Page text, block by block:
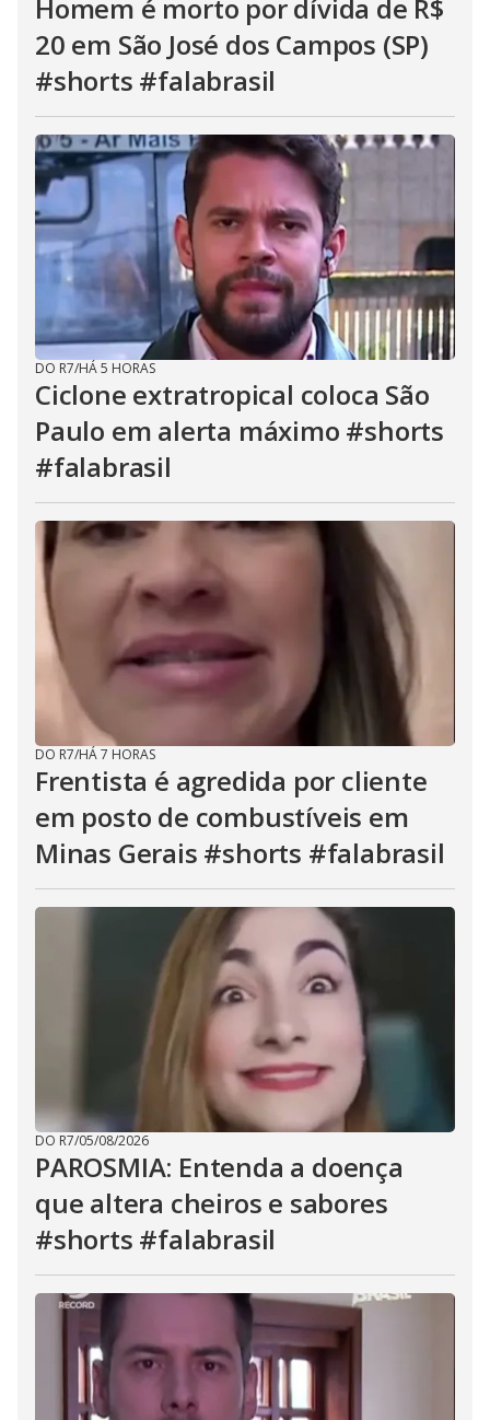
Homem é morto por dívida de R$
20 em São José dos Campos (SP)
#shorts #falabrasil
DO R7/HÁ 5 HORAS
Ciclone extratropical coloca São
Paulo em alerta máximo #shorts
#falabrasil
DO R7/HÁ 7 HORAS
Frentista é agredida por cliente
em posto de combustíveis em
Minas Gerais #shorts #falabrasil
DO R7/05/08/2026
PAROSMIA: Entenda a doença
que altera cheiros e sabores
#shorts #falabrasil